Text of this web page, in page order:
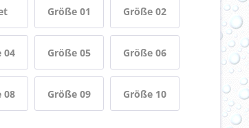
Größe 01 Größe 02
04 Größe 05 Größe 06
08 Größe 09 Größe 10